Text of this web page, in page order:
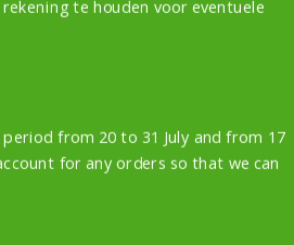
te houden voor eventuele
from 20 to 31 July and from 17
for any orders so that we can